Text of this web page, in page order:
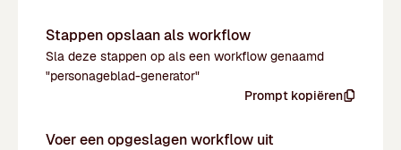
Stappen opslaan als workflow
Sla deze stappen op als een workflow genaamd
"personageblad-generator"
Prompt kopiëren
Voer een opgeslagen workflow uit